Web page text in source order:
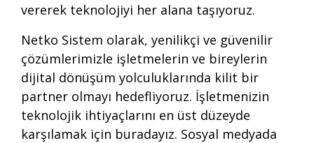
vererek teknolojiyi her alana taşıyoruz.
Netko Sistem olarak, yenilikçi ve güvenilir
çözümlerimizle işletmelerin ve bireylerin
dijital dönüşüm yolculuklarında kilit bir
partner olmayı hedefliyoruz. İşletmenizin
teknolojik ihtiyaçlarını en üst düzeyde
karşılamak için buradayız. Sosyal medyada